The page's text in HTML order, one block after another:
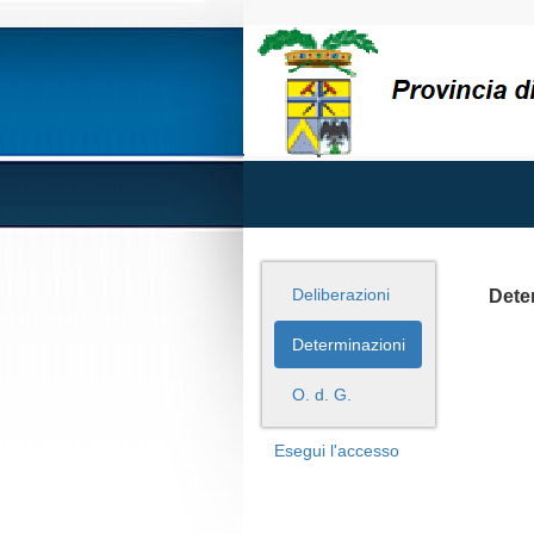
Deliberazioni
Determinazioni
O. d. G.
Esegui l'accesso